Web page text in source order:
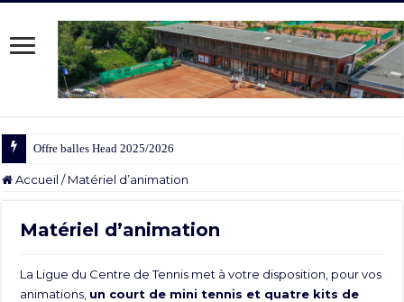
Offre balles Head 2025/2026
Accueil / Matériel d’animation
Matériel d’animation
La Ligue du Centre de Tennis met à votre disposition, pour vos
animations, un court de mini tennis et quatre kits de